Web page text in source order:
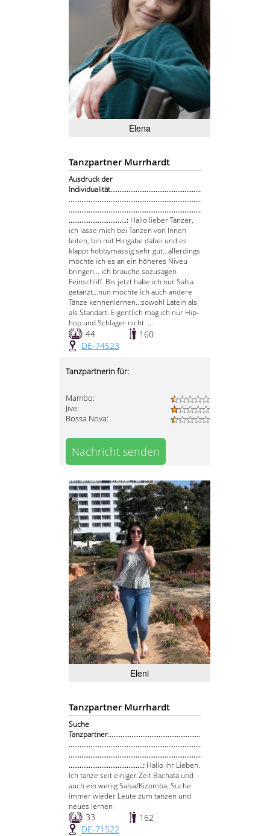
Elena
Tanzpartner Murrhardt
Ausdruck der
Individualität..................................................
.........................................................................
.........................................................................
................................: Hallo lieber Tänzer,
ich lasse mich bei Tanzen von Innen
leiten, bin mit Hingabe dabei und es
klappt hobbymässig sehr gut...allerdings
möchte ich es an ein höheres Niveu
bringen... ich brauche sozusagen
Feinschliff. Bis jetzt habe ich nur Salsa
getanzt...nun möchte ich auch andere
Tänze kennenlernen...sowohl Latein als
als Standart. Eigentlich mag ich nur Hip-
hop und Schlager nicht. ...
44
160
DE-74523
Tanzpartnerin für:
Mambo:
Jive:
Bossa Nova:
Nachricht senden
Eleni
Tanzpartner Murrhardt
Suche
Tanzpartner...................................................
.........................................................................
.........................................................................
.........................................: Hallo ihr Lieben.
Ich tanze seit einiger Zeit Bachata und
auch ein wenig Salsa/Kizomba. Suche
immer wieder Leute zum tanzen und
neues lernen
33
162
DE-71522